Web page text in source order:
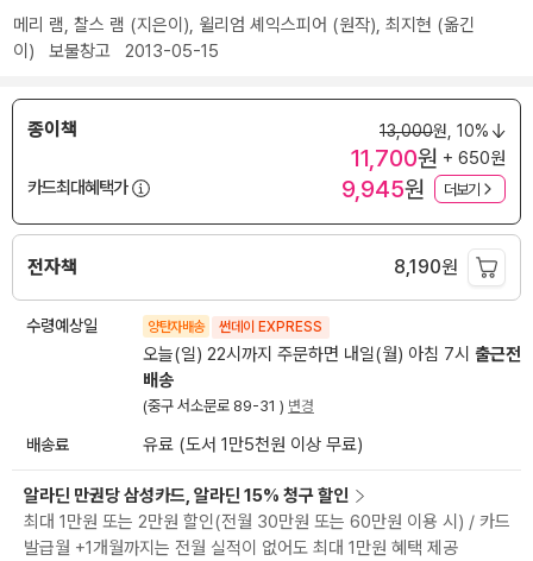
메리 램, 찰스 램 (지은이), 윌리엄 셰익스피어 (원작), 최지현 (옮긴
이) 보물창고 2013-05-15
종이책 13,000원, 10%
11,700원 + 650원
카드최대혜택가
9,945원 더보기
전자책 8,190원
수령예상일 양탄자배송 썬데이 EXPRESS
오늘(일) 22시까지 주문하면 내일(월) 아침 7시 출근전
배송
(중구 서소문로 89-31 ) 변경
배송료 유료 (도서 1만5천원 이상 무료)
알라딘 만권당 삼성카드, 알라딘 15% 청구 할인
최대 1만원 또는 2만원 할인(전월 30만원 또는 60만원 이용 시) / 카드
발급월 +1개월까지는 전월 실적이 없어도 최대 1만원 혜택 제공